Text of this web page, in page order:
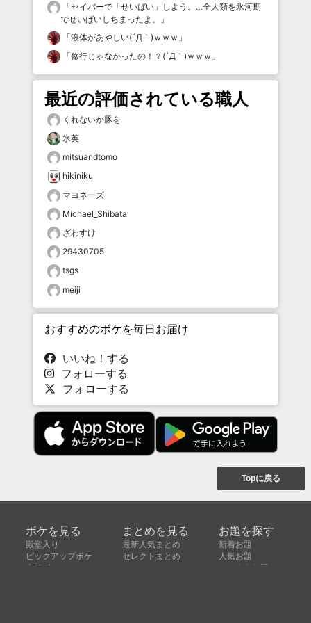
「セイバーで「せいばい」しよう。…全人類を氷河期
でせいばいしちまったよ。
」
「液体があやしい(´Д｀)ｗｗｗ 」
「修行じゃなかったの！？(´Д｀)ｗｗｗ 」
最近の評価されている職人
くれないか豚を
氷英
mitsuandtomo
hikiniku
マヨネーズ
Michael_Shibata
ざわすけ
29430705
tsgs
meiji
おすすめのボケを毎日お届け
いいね！する
フォローする
フォローする
Topに戻る
ボケを見る
殿堂入り
ピックアップボケ
人気ボケ
まとめを見る
最新人気まとめ
セレクトまとめ
お題を探す
新着お題
人気お題
セレクトお題